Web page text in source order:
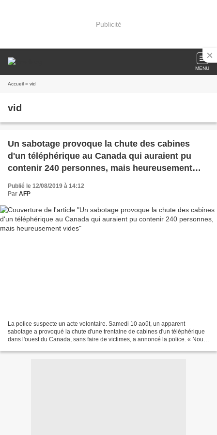
Publicité
MENU
Accueil » vid
vid
Un sabotage provoque la chute des cabines
d'un téléphérique au Canada qui auraient pu
contenir 240 personnes, mais heureusement
vides
Publié le 12/08/2019 à 14:12
Par AFP
La police suspecte un acte volontaire. Samedi 10 août, un apparent
sabotage a provoqué la chute d'une trentaine de cabines d'un téléphérique
dans l'ouest du Canada, sans faire de victimes, a annoncé la police. « Nous